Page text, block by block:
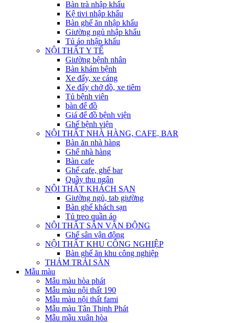
Bàn trà nhập khẩu
Kệ tivi nhập khẩu
Bàn ghế ăn nhập khẩu
Giường ngủ nhập khẩu
Tủ áo nhập khẩu
NỘI THẤT Y TẾ
Giường bệnh nhân
Bàn khám bệnh
Xe đẩy, xe cáng
Xe đẩy chở đồ, xe tiêm
Tủ bệnh viên
bàn để đồ
Giá để đồ bệnh viện
Ghế bệnh viện
NỘI THẤT NHÀ HÀNG, CAFE, BAR
Bàn ăn nhà hàng
Ghế nhà hàng
Bàn cafe
Ghế cafe, ghế bar
Quầy thu ngân
NỘI THẤT KHÁCH SẠN
Giường ngủ, tab giường
Bàn ghế khách sạn
Tủ treo quần áo
NỘI THẤT SÂN VẬN ĐỘNG
Ghế sân vận động
NỘI THẤT KHU CÔNG NGHIỆP
Bàn ghế ăn khu công nghiệp
THẢM TRẢI SÀN
Mẫu màu
Mẫu màu hòa phát
Mẫu màu nội thất 190
Mẫu màu nội thất fami
Mẫu màu Tân Thịnh Phát
Mẫu mầu xuân hòa